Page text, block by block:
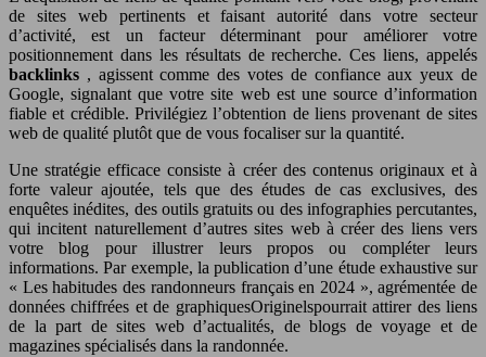
de sites web pertinents et faisant autorité dans votre secteur
d’activité, est un facteur déterminant pour améliorer votre
positionnement dans les résultats de recherche. Ces liens, appelés
backlinks , agissent comme des votes de confiance aux yeux de
Google, signalant que votre site web est une source d’information
fiable et crédible. Privilégiez l’obtention de liens provenant de sites
web de qualité plutôt que de vous focaliser sur la quantité.
Une stratégie efficace consiste à créer des contenus originaux et à
forte valeur ajoutée, tels que des études de cas exclusives, des
enquêtes inédites, des outils gratuits ou des infographies percutantes,
qui incitent naturellement d’autres sites web à créer des liens vers
votre blog pour illustrer leurs propos ou compléter leurs
informations. Par exemple, la publication d’une étude exhaustive sur
« Les habitudes des randonneurs français en 2024 », agrémentée de
données chiffrées et de graphiquesOriginelspourrait attirer des liens
de la part de sites web d’actualités, de blogs de voyage et de
magazines spécialisés dans la randonnée.